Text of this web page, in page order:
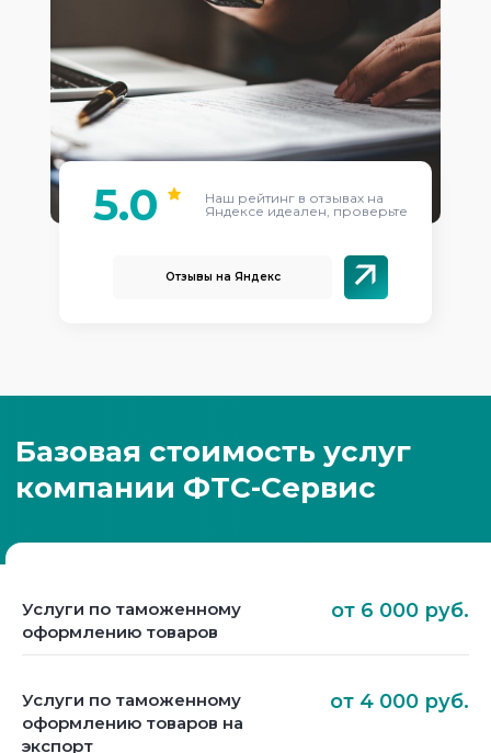
Отзывы на Яндекс
5.0
Наш рейтинг в отзывах на
Яндексе идеален, проверьте
Услуги по таможенному
оформлению товаров
от 6 000 руб.
Услуги по таможенному
оформлению товаров на
экспорт
от 4 000 руб.